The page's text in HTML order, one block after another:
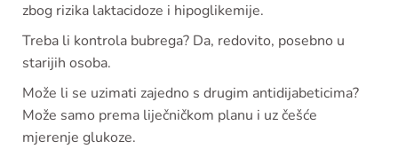
zbog rizika laktacidoze i hipoglikemije.
Treba li kontrola bubrega? Da, redovito, posebno u
starijih osoba.
Može li se uzimati zajedno s drugim antidijabeticima?
Može samo prema liječničkom planu i uz češće
mjerenje glukoze.